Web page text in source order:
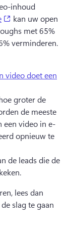
inhoud
(opens in a
kan uw open
met 65%
verminderen.
video doet een
groter de
de meeste
een video in e-
opnieuw te
de leads die de
lees dan
slag te gaan